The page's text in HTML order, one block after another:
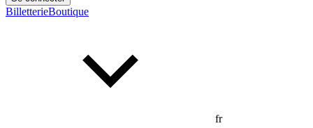
BilletterieBoutique
fr